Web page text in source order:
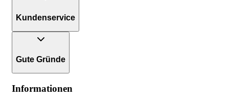
Kundenservice
Gute Gründe
Informationen